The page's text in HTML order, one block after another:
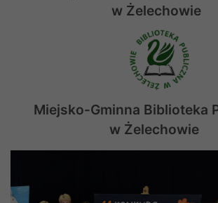
w Żelechowie
Miejsko-Gminna Biblioteka
w Żelechowie